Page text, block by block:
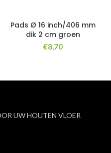
Pads Ø 16 inch/406 mm
dik 2 cm groen
€8,70
UW HOUTEN VLOER